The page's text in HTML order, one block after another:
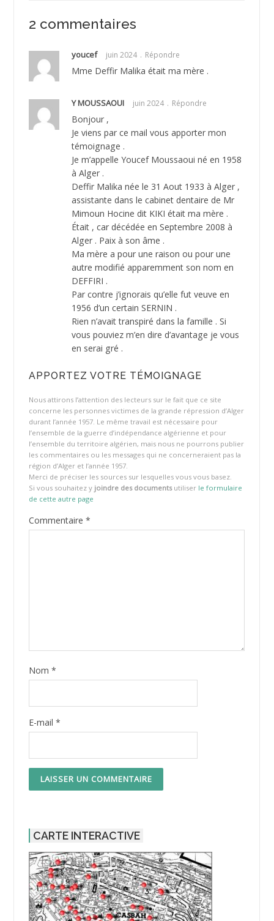
2 commentaires
youcef juin 2024 Répondre
Mme Deffir Malika était ma mère .
Y MOUSSAOUI juin 2024 Répondre
Bonjour ,
Je viens par ce mail vous apporter mon
témoignage .
Je m’appelle Youcef Moussaoui né en 1958
à Alger .
Deffir Malika née le 31 Aout 1933 à Alger ,
assistante dans le cabinet dentaire de Mr
Mimoun Hocine dit KIKI était ma mère .
Était , car décédée en Septembre 2008 à
Alger . Paix à son âme .
Ma mère a pour une raison ou pour une
autre modifié apparemment son nom en
DEFFIRI .
Par contre j’ignorais qu’elle fut veuve en
1956 d’un certain SERNIN .
Rien n’avait transpiré dans la famille . Si
vous pouviez m’en dire d’avantage je vous
en serai gré .
APPORTEZ VOTRE TÉMOIGNAGE
Nous attirons l’attention des lecteurs sur le fait que ce site
concerne les personnes victimes de la grande répression d’Alger
durant l’année 1957. Le même travail est nécessaire pour
l’ensemble de la guerre d’indépendance algérienne et pour
l’ensemble du territoire algérien, mais nous ne pourrons publier
les commentaires ou les messages qui ne concerneraient pas la
région d’Alger et l’année 1957.
Merci de préciser les sources sur lesquelles vous vous basez.
Si vous souhaitez y joindre des documentsutiliser le formulaire
de cette autre page
Commentaire *
Nom *
E-mail *
CARTE INTERACTIVE